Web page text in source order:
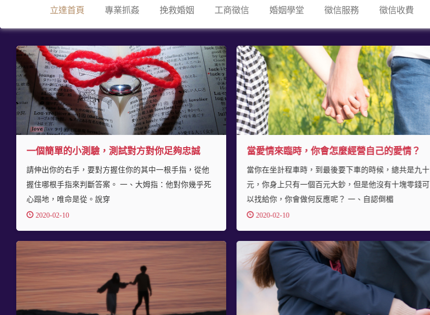
立達首頁 專業抓姦 挽救婚姻 工商徵信 婚姻學堂 徵信服務 徵信收費
一個簡單的小測驗，測試對方對你足夠忠誠
請伸出你的右手，要對方握住你的其中一根手指，從他
握住哪根手指來判斷答案。 一、大姆指：他對你幾乎死
心蹋地，唯命是從。說穿
2020-02-10
當愛情來臨時，你會怎麼經營自己的愛情？
當你在坐計程車時，到最後要下車的時候，總共是九十
元，你身上只有一個百元大鈔，但是他沒有十塊零錢可
以找給你，你會做何反應呢？ 一、自認倒楣
2020-02-10